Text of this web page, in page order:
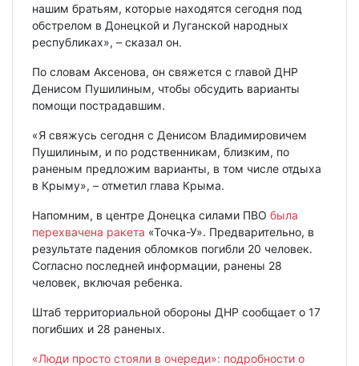
нашим братьям, которые находятся сегодня под
обстрелом в Донецкой и Луганской народных
республиках», – сказал он.
По словам Аксенова, он свяжется с главой ДНР
Денисом Пушилиным, чтобы обсудить варианты
помощи пострадавшим.
«Я свяжусь сегодня с Денисом Владимировичем
Пушилиным, и по родственникам, близким, по
раненым предложим варианты, в том числе отдыха
в Крыму», – отметил глава Крыма.
Напомним, в центре Донецка силами ПВО была
перехвачена ракета «Точка-У». Предварительно, в
результате падения обломков погибли 20 человек.
Согласно последней информации, ранены 28
человек, включая ребенка.
Штаб территориальной обороны ДНР сообщает о 17
погибших и 28 раненых.
«Люди просто стояли в очереди»: подробности о